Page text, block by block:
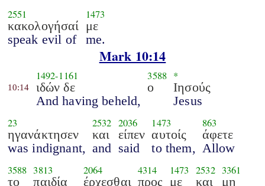
2551
κακολογήσαί
speak evil of
1473
με
me.
Mark 10:14
10:14
1492-1161
ιδών δε
And having beheld,
3588
ο
*
Ιησούς
Jesus
23
ηγανάκτησεν
was indignant,
2532
και
and
2036
είπεν
said
1473
αυτοίς
to them,
863
άφετε
Allow
3588
το
3813
παιδία
2064
έρχεσθαι
4314
προς
1473
με
2532
και
3361
μη